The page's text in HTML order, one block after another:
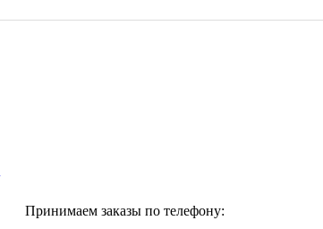
Принимаем заказы по телефону: